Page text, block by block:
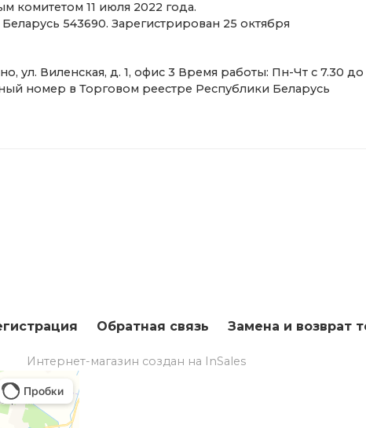
комитетом 11 июля 2022 года.
543690. Зарегистрирован 25 октября
ул. Виленская, д. 1, офис 3 Время работы: Пн-Чт с 7.30 до
номер в Торговом реестре Республики Беларусь
Обратная связь Замена и возврат
Интернет-магазин создан на InSales